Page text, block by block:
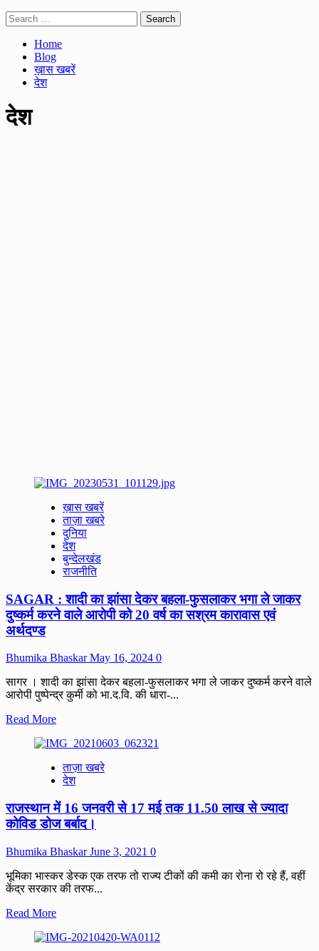
Search
for:
Home
Blog
ख़ास खबरें
देश
देश
ख़ास खबरें
ताज़ा खबरे
दुनिया
देश
बुन्देलखंड
राजनीति
SAGAR : शादी का झांसा देकर बहला-फुसलाकर भगा ले जाकर
दुष्कर्म करने वाले आरोपी को 20 वर्ष का सश्रम कारावास एवं
अर्थदण्ड
Bhumika BhaskarMay 16, 2024 0
सागर । शादी का झांसा देकर बहला-फुसलाकर भगा ले जाकर दुष्कर्म करने वाले
आरोपी पुष्पेन्द्र कुर्मी को भा.द.वि. की धारा-...
Read MoreRead
about
शादी
झांसा
देकर
बहला-
फुसलाकर
भगा
ले
जाकर
करने
आरोपी
ताज़ा खबरे
देश
राजस्थान में 16 जनवरी से 17 मई तक 11.50 लाख से ज्यादा
कोविड डोज बर्बाद।
Bhumika BhaskarJune 3, 2021 0
भूमिका भास्कर डेस्क एक तरफ तो राज्य टीकों की कमी का रोना रो रहे हैं, वहीं
केंद्र सरकार की तरफ...
Read MoreRead
about